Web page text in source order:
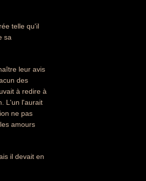
telle qu'il
sa
leur avis
des
à redire à
L'un l'aurait
ne pas
amours
il devait en